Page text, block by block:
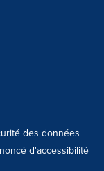
des données
d'accessibilité